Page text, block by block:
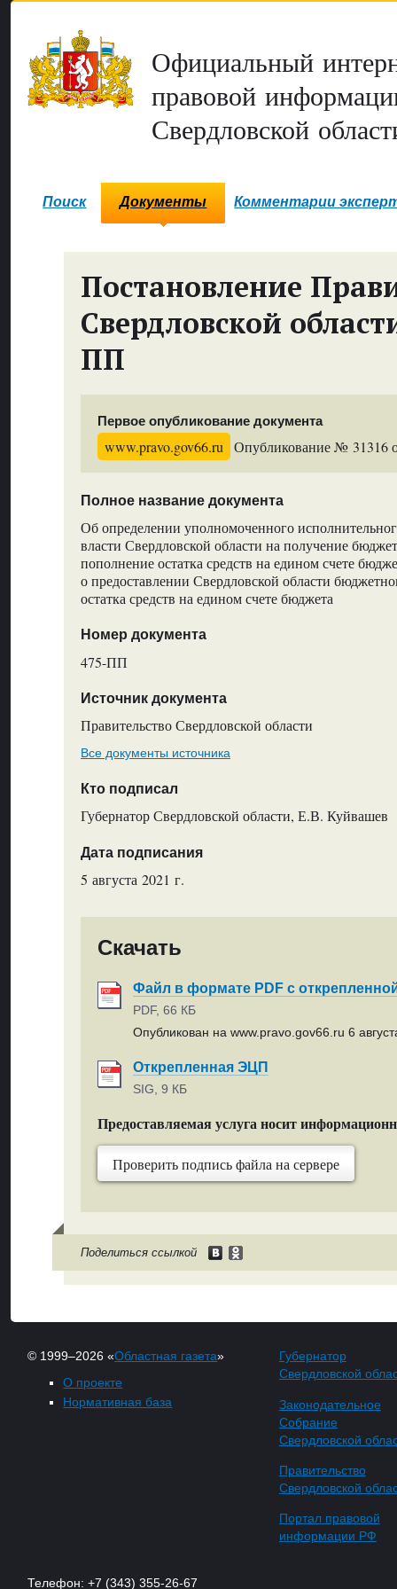
Официальный
правовой
Свердловской
Поиск Документы Комментарии
Постановление
Свердловской
ПП
Первое опубликование документа
www.pravo.gov66.ru Опубликование № 31316
Полное название документа
Об определении уполномоченного
власти Свердловской области на получение
пополнение остатка средств на едином счете
о предоставлении Свердловской области
остатка средств на едином счете бюджета
Номер документа
475-ПП
Источник документа
Правительство Свердловской области
Все документы источника
Кто подписал
Губернатор Свердловской области, Е.В. Куйвашев
Дата подписания
5 августа 2021 г.
Скачать
Файл в формате PDF с
PDF, 66 КБ
Опубликован на www.pravo.gov66.ru 6
Открепленная ЭЦП
SIG, 9 КБ
Предоставляемая услуга носит
Проверить подпись файла на сервере
Поделиться ссылкой
© 1999–2026 «Областная газета»
О проекте
Нормативная база
Губернатор
Свердловской
Законодательное
Собрание
Свердловской
Правительство
Свердловской
Портал правовой
информации РФ
Телефон: +7 (343) 355-26-67